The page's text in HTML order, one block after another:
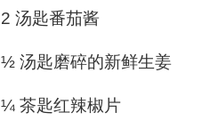
2 汤匙番茄酱
½ 汤匙磨碎的新鲜生姜
¼ 茶匙红辣椒片